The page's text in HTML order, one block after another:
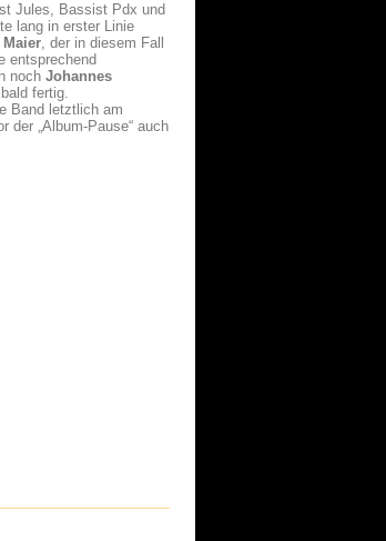
Jules, Bassist Pdx und
lang in erster Linie
, der in diesem Fall
entsprechend
noch Johannes
fertig.
Band letztlich am
der „Album-Pause“ auch